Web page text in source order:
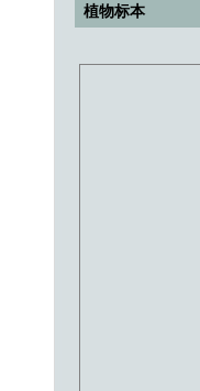
植物标本